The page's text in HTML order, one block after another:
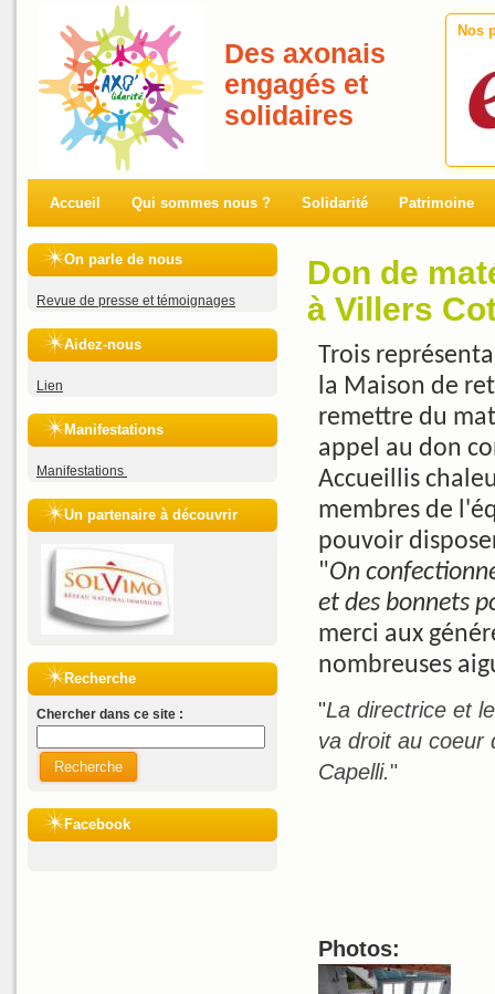
Des axonais
engagés et
solidaires
Accueil Qui sommes nous ? Solidarité Patrimoine
Nos
On parle de nous
Revue de presse et témoignages
Aidez-nous
Lien
Manifestations
Manifestations
Un partenaire à découvrir
Recherche
Chercher dans ce site :
Recherche
Facebook
Don de
à Villers
Trois
la Maison de
remettre du
appel au don
Accueillis
membres de
pouvoir
"On
et des bonnets
merci aux
nombreuses
"La directrice et
va droit au coeur
Capelli."
Photos: